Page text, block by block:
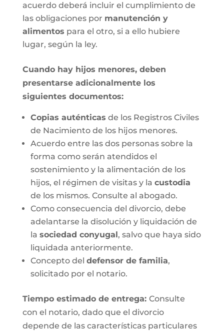
acuerdo deberá incluir el cumplimiento de
las obligaciones por manutención y
alimentos para el otro, si a ello hubiere
lugar, según la ley.
Cuando hay hijos menores, deben
presentarse adicionalmente los
siguientes documentos:
Copias auténticas de los Registros Civiles
de Nacimiento de los hijos menores.
Acuerdo entre las dos personas sobre la
forma como serán atendidos el
sostenimiento y la alimentación de los
hijos, el régimen de visitas y la custodia
de los mismos. Consulte al abogado.
Como consecuencia del divorcio, debe
adelantarse la disolución y liquidación de
la sociedad conyugal, salvo que haya sido
liquidada anteriormente.
Concepto del defensor de familia,
solicitado por el notario.
Tiempo estimado de entrega: Consulte
con el notario, dado que el divorcio
depende de las características particulares